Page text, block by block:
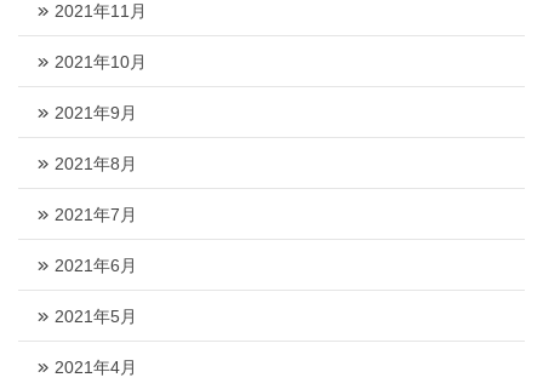
2021年11月
2021年10月
2021年9月
2021年8月
2021年7月
2021年6月
2021年5月
2021年4月